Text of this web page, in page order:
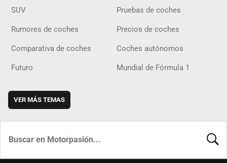
SUV Pruebas de coches
Rumores de coches Precios de coches
Comparativa de coches Coches autónomos
Futuro Mundial de Fórmula 1
VER MÁS TEMAS